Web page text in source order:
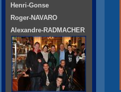
Henri-Gonse
Roger-NAVARO
Alexandre-RADMACHER